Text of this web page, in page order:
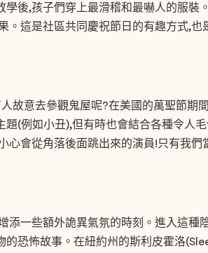
學後,孩子們穿上最滑稽和最嚇人的服裝
。這是社區共同慶祝節日的有趣方式,
故意去參觀鬼屋呢?在美國的萬聖節期
(例如小丑),但有時也會結合各種令人
心會從角落後面跳出來的演員!只有我
添一些額外詭異氣氛的時刻。進入這種
的恐怖故事。在紐約州的斯利皮霍洛